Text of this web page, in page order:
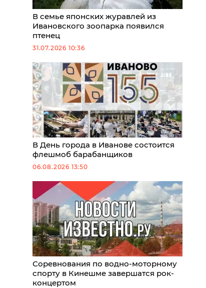
В семье японских журавлей из
Ивановского зоопарка появился
птенец
31.07.2026 10:36
В День города в Иванове состоится
флешмоб барабанщиков
06.08.2026 13:50
Соревнования по водно-моторному
спорту в Кинешме завершатся рок-
концертом